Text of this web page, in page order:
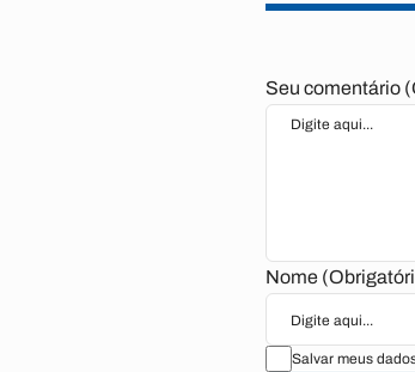
Seu comentário
Nome
Salvar meus